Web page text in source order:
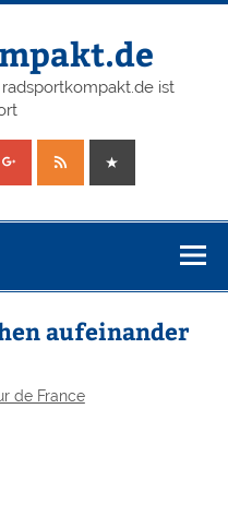
ist
aufeinander
de France